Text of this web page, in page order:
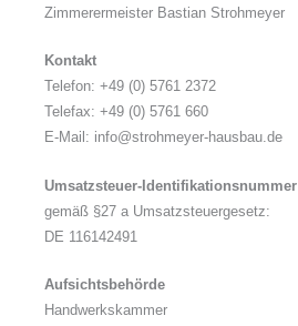
Zimmerermeister Bastian Strohmeyer
Kontakt
Telefon: +49 (0) 5761 2372
Telefax: +49 (0) 5761 660
E-Mail: info@strohmeyer-hausbau.de
Umsatzsteuer-Identifikationsnummer
gemäß §27 a Umsatzsteuergesetz:
DE 116142491
Aufsichtsbehörde
Handwerkskammer